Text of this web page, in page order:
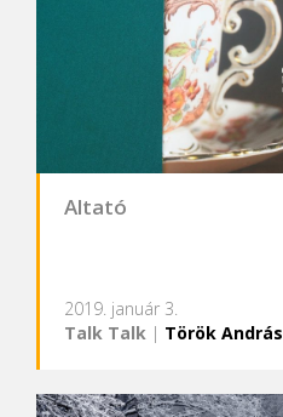
Altató
2019. január 3.
Talk Talk | Török András